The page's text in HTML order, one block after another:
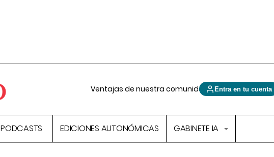
Ventajas de nuestra comunidad Entra en tu cuenta
PODCASTS EDICIONES AUTONÓMICAS GABINETE IA